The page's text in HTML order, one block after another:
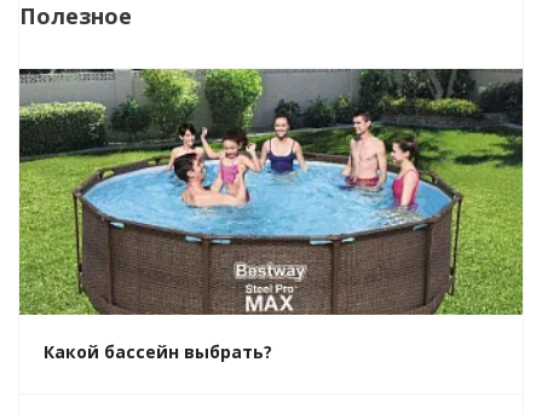
Полезное
Какой бассейн выбрать?